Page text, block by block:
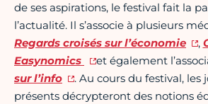
de ses aspirations, le festival fait la
l’actualité. Il s’associe à plusieurs
Regards croisés sur l’économie
,
Easynomics
et également
sur l’info
. Au cours du festival, les
présents décrypteront des notions